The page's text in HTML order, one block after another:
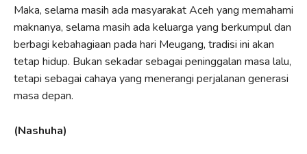
Maka, selama masih ada masyarakat Aceh yang memahami
maknanya, selama masih ada keluarga yang berkumpul dan
berbagi kebahagiaan pada hari Meugang, tradisi ini akan
tetap hidup. Bukan sekadar sebagai peninggalan masa lalu,
tetapi sebagai cahaya yang menerangi perjalanan generasi
masa depan.
(Nashuha)